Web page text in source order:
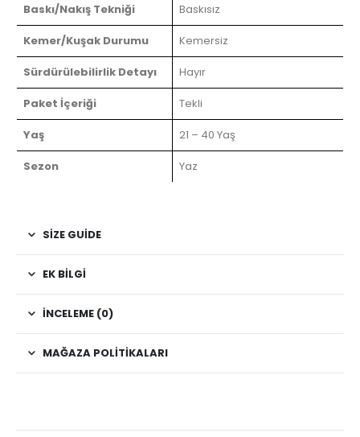
Baskı/Nakış Tekniği Baskısız
Kemer/Kuşak Durumu Kemersiz
Sürdürülebilirlik Detayı Hayır
Paket İçeriği Tekli
Yaş 21 – 40 Yaş
Sezon Yaz
SIZE GUIDE
EK BILGI
İNCELEME (0)
MAĞAZA POLITIKALARI